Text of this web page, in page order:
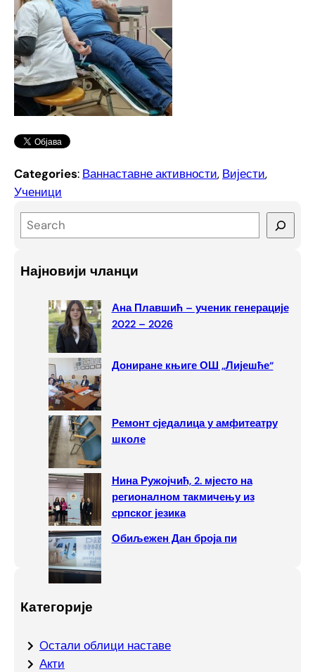
Categories: Ваннаставне активности, Вијести
Ученици
e
rНајновији чланци
Ана Плавшић – ученик генерације
2022 – 2026
Дониране књиге ОШ „Лијешће“
Ремонт сједалица у амфитеатру
школе
Нина Ружојчић, 2. мјесто на
регионалном такмичењу из
српског језика
Обиљежен Дан броја пи
Категорије
Oстали облици наставе
Акти